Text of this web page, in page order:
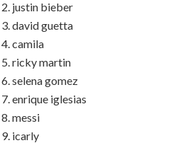
justin bieber
david guetta
camila
ricky martin
selena gomez
enrique iglesias
messi
icarly